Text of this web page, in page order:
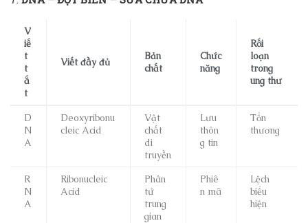
V
iế
t
t
ắ
t
Viết đầy đủ
Bản
chất
Chức
năng
Rối
loạn
trong
ung thư
D
N
A
Deoxyribonu
cleic Acid
Vật
chất
di
truyền
Lưu
thôn
g tin
Tổn
thương
R
N
A
Ribonucleic
Acid
Phân
tử
trung
gian
Phiê
n mã
Lệch
biểu
hiện